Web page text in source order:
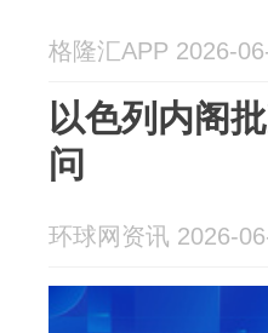
格隆汇APP 2026-
以色列内阁
问
环球网资讯 2026-